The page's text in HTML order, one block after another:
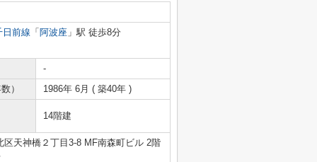
日前線 「 阿波座 」駅 徒歩8分
-
）
1986年 6月 ( 築40年 )
14階建
区天神橋２丁目3-8 MF南森町ビル 2階